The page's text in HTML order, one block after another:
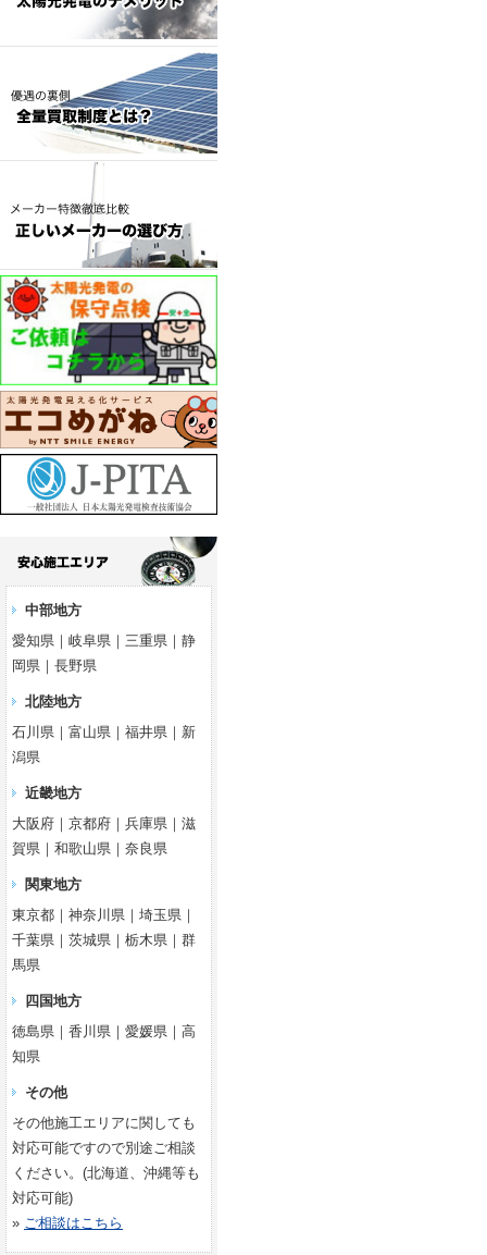
中部地方
愛知県｜岐阜県｜三重県｜静
岡県｜長野県
北陸地方
石川県｜富山県｜福井県｜新
潟県
近畿地方
大阪府｜京都府｜兵庫県｜滋
賀県｜和歌山県｜奈良県
関東地方
東京都｜神奈川県｜埼玉県｜
千葉県｜茨城県｜栃木県｜群
馬県
四国地方
徳島県｜香川県｜愛媛県｜高
知県
その他
その他施工エリアに関しても
対応可能ですので別途ご相談
ください。(北海道、沖縄等も
対応可能)
» ご相談はこちら